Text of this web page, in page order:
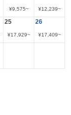
¥9,575~ ¥12,239~
25
¥17,929~
26
¥17,409~